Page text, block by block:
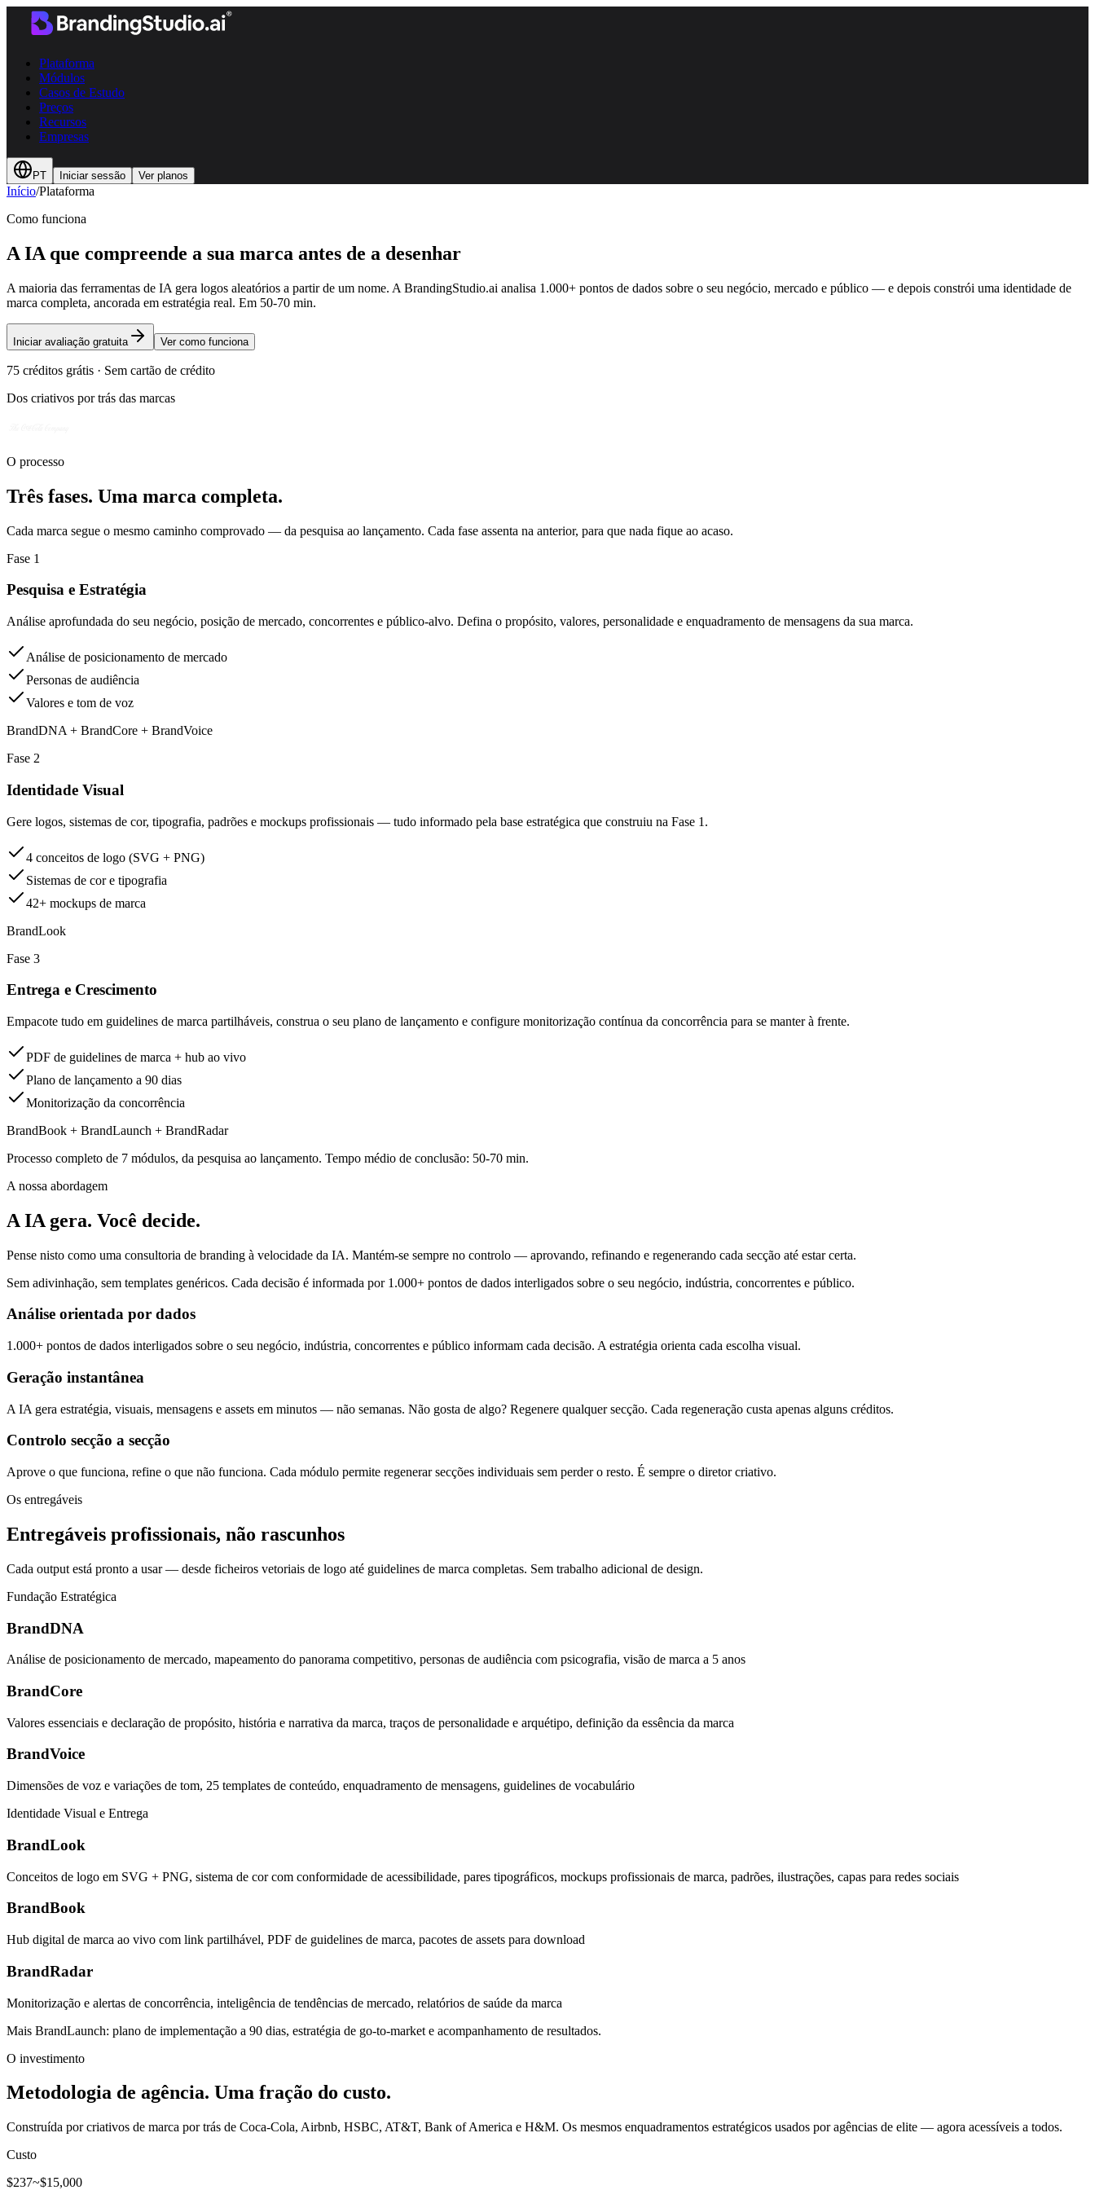
Plataforma
Módulos
Casos de Estudo
Preços
Recursos
Empresas
PT Iniciar sessão Ver planos
Início/Plataforma
Como funciona
A IA que compreende a sua marca antes de a desenhar
A maioria das ferramentas de IA gera logos aleatórios a partir de um nome. A BrandingStudio.ai analisa 1.000+ pontos de dados sobre o seu negócio, mercado e público — e depois constrói uma identidade de
marca completa, ancorada em estratégia real. Em 50-70 min.
Iniciar avaliação gratuita Ver como funciona
75 créditos grátis · Sem cartão de crédito
Dos criativos por trás das marcas
O processo
Três fases. Uma marca completa.
Cada marca segue o mesmo caminho comprovado — da pesquisa ao lançamento. Cada fase assenta na anterior, para que nada fique ao acaso.
Fase 1
Pesquisa e Estratégia
Análise aprofundada do seu negócio, posição de mercado, concorrentes e público-alvo. Defina o propósito, valores, personalidade e enquadramento de mensagens da sua marca.
Análise de posicionamento de mercado
Personas de audiência
Valores e tom de voz
BrandDNA + BrandCore + BrandVoice
Fase 2
Identidade Visual
Gere logos, sistemas de cor, tipografia, padrões e mockups profissionais — tudo informado pela base estratégica que construiu na Fase 1.
4 conceitos de logo (SVG + PNG)
Sistemas de cor e tipografia
42+ mockups de marca
BrandLook
Fase 3
Entrega e Crescimento
Empacote tudo em guidelines de marca partilháveis, construa o seu plano de lançamento e configure monitorização contínua da concorrência para se manter à frente.
PDF de guidelines de marca + hub ao vivo
Plano de lançamento a 90 dias
Monitorização da concorrência
BrandBook + BrandLaunch + BrandRadar
Processo completo de 7 módulos, da pesquisa ao lançamento. Tempo médio de conclusão: 50-70 min.
A nossa abordagem
A IA gera. Você decide.
Pense nisto como uma consultoria de branding à velocidade da IA. Mantém-se sempre no controlo — aprovando, refinando e regenerando cada secção até estar certa.
Sem adivinhação, sem templates genéricos. Cada decisão é informada por 1.000+ pontos de dados interligados sobre o seu negócio, indústria, concorrentes e público.
Análise orientada por dados
1.000+ pontos de dados interligados sobre o seu negócio, indústria, concorrentes e público informam cada decisão. A estratégia orienta cada escolha visual.
Geração instantânea
A IA gera estratégia, visuais, mensagens e assets em minutos — não semanas. Não gosta de algo? Regenere qualquer secção. Cada regeneração custa apenas alguns créditos.
Controlo secção a secção
Aprove o que funciona, refine o que não funciona. Cada módulo permite regenerar secções individuais sem perder o resto. É sempre o diretor criativo.
Os entregáveis
Entregáveis profissionais, não rascunhos
Cada output está pronto a usar — desde ficheiros vetoriais de logo até guidelines de marca completas. Sem trabalho adicional de design.
Fundação Estratégica
BrandDNA
Análise de posicionamento de mercado, mapeamento do panorama competitivo, personas de audiência com psicografia, visão de marca a 5 anos
BrandCore
Valores essenciais e declaração de propósito, história e narrativa da marca, traços de personalidade e arquétipo, definição da essência da marca
BrandVoice
Dimensões de voz e variações de tom, 25 templates de conteúdo, enquadramento de mensagens, guidelines de vocabulário
Identidade Visual e Entrega
BrandLook
Conceitos de logo em SVG + PNG, sistema de cor com conformidade de acessibilidade, pares tipográficos, mockups profissionais de marca, padrões, ilustrações, capas para redes sociais
BrandBook
Hub digital de marca ao vivo com link partilhável, PDF de guidelines de marca, pacotes de assets para download
BrandRadar
Monitorização e alertas de concorrência, inteligência de tendências de mercado, relatórios de saúde da marca
Mais BrandLaunch: plano de implementação a 90 dias, estratégia de go-to-market e acompanhamento de resultados.
O investimento
Metodologia de agência. Uma fração do custo.
Construída por criativos de marca por trás de Coca-Cola, Airbnb, HSBC, AT&T, Bank of America e H&M. Os mesmos enquadramentos estratégicos usados por agências de elite — agora acessíveis a todos.
Custo
$237~$15,000